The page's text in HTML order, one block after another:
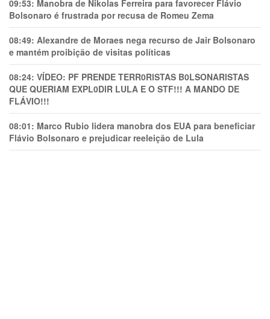
09:53: Manobra de Nikolas Ferreira para favorecer Flávio
Bolsonaro é frustrada por recusa de Romeu Zema
08:49: Alexandre de Moraes nega recurso de Jair Bolsonaro
e mantém proibição de visitas políticas
08:24: VÍDEO: PF PRENDE TERR0RlSTAS B0LSONARlSTAS
QUE QUERIAM EXPL0DlR LULA E O STF!!! A MANDO DE
FLÁVIO!!!
08:01: Marco Rubio lidera manobra dos EUA para beneficiar
Flávio Bolsonaro e prejudicar reeleição de Lula